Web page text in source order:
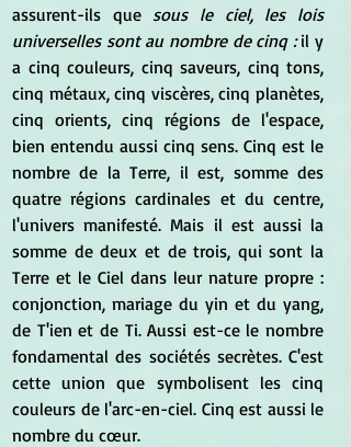
assurent-ils que sous le ciel, les lois
universelles sont au nombre de cinq : il y
a cinq couleurs, cinq saveurs, cinq tons,
cinq métaux, cinq viscères, cinq planètes,
cinq orients, cinq régions de l'espace,
bien entendu aussi cinq sens. Cinq est le
nombre de la Terre, il est, somme des
quatre régions cardinales et du centre,
l'univers manifesté. Mais il est aussi la
somme de deux et de trois, qui sont la
Terre et le Ciel dans leur nature propre :
conjonction, mariage du yin et du yang,
de T'ien et de Ti. Aussi est-ce le nombre
fondamental des sociétés secrètes. C'est
cette union que symbolisent les cinq
couleurs de l'arc-en-ciel. Cinq est aussi le
nombre du cœur.